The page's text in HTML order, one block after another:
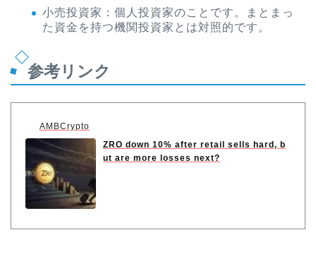
小売投資家：個人投資家のことです。まとまっ
た資金を持つ機関投資家とは対照的です。
参考リンク
AMBCrypto
ZRO down 10% after retail sells hard, b
ut are more losses next?